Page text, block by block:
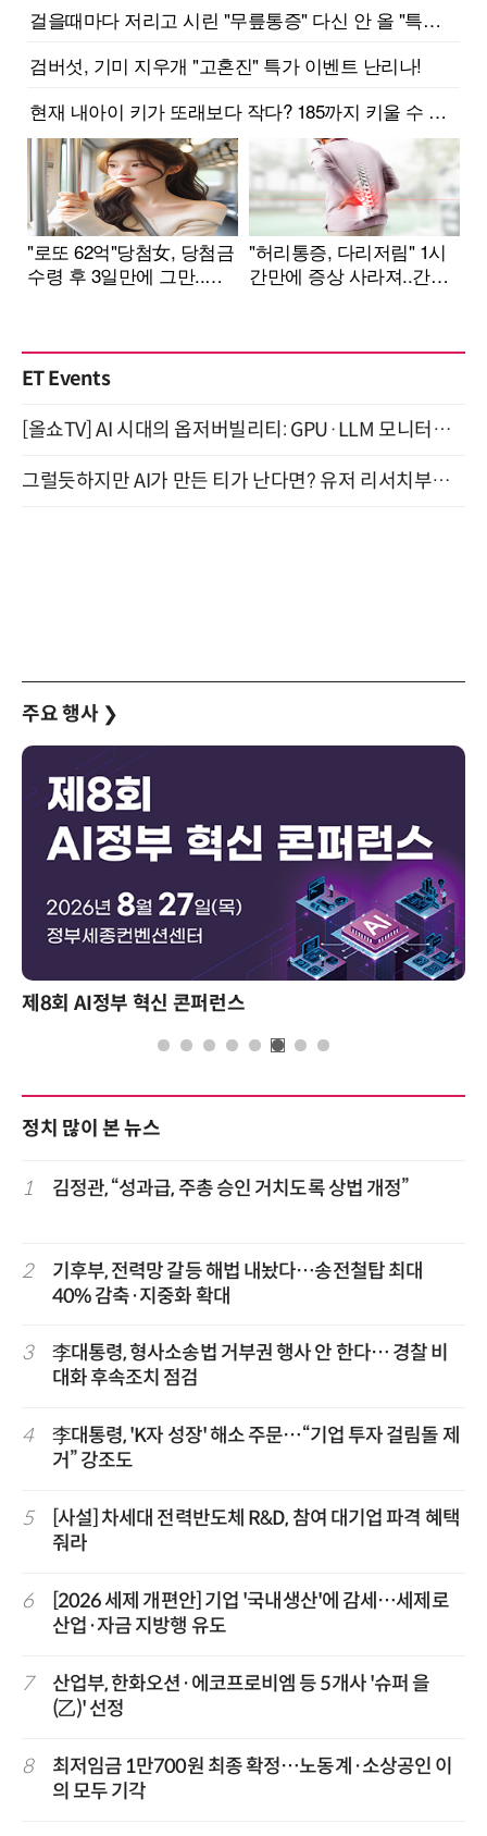
ET Events
[올쇼TV] AI 시대의 옵저버빌리티: GPU·LLM 모니터링부터 AI 기반 장애 대응까지 (8/11 생방송)
그럴듯하지만 AI가 만든 티가 난다면? 유저 리서치부터 배포까지! (9/15)
주요 행사 ❯
제8회 AI정부 혁신 콘퍼런스
정치 많이 본 뉴스
1 김정관, “성과급, 주총 승인 거치도록 상법 개정”
2
기후부, 전력망 갈등 해법 내놨다…송전철탑 최대
40% 감축·지중화 확대
3
李대통령, 형사소송법 거부권 행사 안 한다… 경찰 비
대화 후속조치 점검
4
李대통령, 'K자 성장' 해소 주문…“기업 투자 걸림돌 제
거” 강조도
5
[사설] 차세대 전력반도체 R&D, 참여 대기업 파격 혜택
줘라
6
[2026 세제 개편안] 기업 '국내생산'에 감세…세제로
산업·자금 지방행 유도
7
산업부, 한화오션·에코프로비엠 등 5개사 '슈퍼 을
(乙)' 선정
8
최저임금 1만700원 최종 확정…노동계·소상공인 이
의 모두 기각